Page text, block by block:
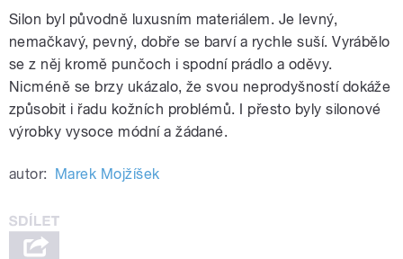
Silon byl původně luxusním materiálem. Je levný,
nemačkavý, pevný, dobře se barví a rychle suší. Vyrábělo
se z něj kromě punčoch i spodní prádlo a oděvy.
Nicméně se brzy ukázalo, že svou neprodyšností dokáže
způsobit i řadu kožních problémů. I přesto byly silonové
výrobky vysoce módní a žádané.
autor: Marek Mojžíšek